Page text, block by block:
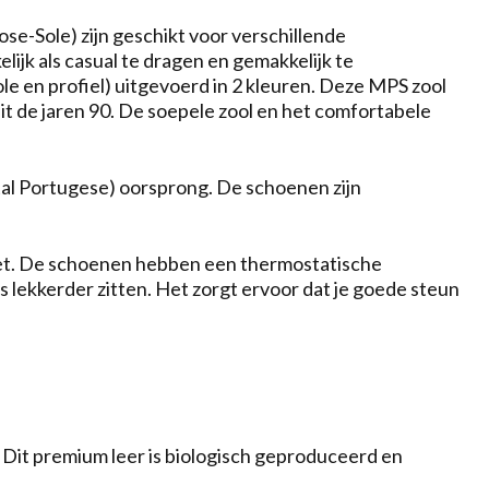
Sole) zijn geschikt voor verschillende
als casual te dragen en gemakkelijk te
en profiel) uitgevoerd in 2 kleuren. Deze MPS zool
de jaren 90. De soepele zool en het comfortabele
Portugese) oorsprong. De schoenen zijn
De schoenen hebben een thermostatische
lekkerder zitten. Het zorgt ervoor dat je goede steun
premium leer is biologisch geproduceerd en